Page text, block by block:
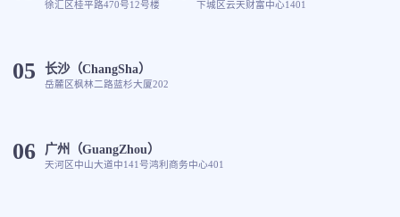
徐汇区桂平路470号12号楼 下城区云天财富中心1401
05 长沙（ChangSha）
岳麓区枫林二路蓝杉大厦202
06 广州（GuangZhou）
天河区中山大道中141号鸿利商务中心401